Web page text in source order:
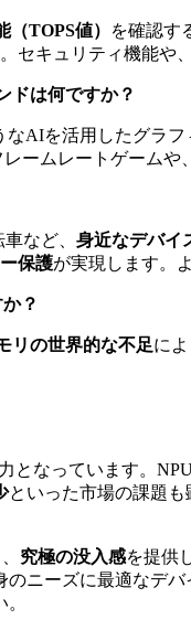
TOPS値） を確認す
セキュリティ機能や
ドは何ですか？
なAIを活用したグラフ
ームレートゲーム
など、 身近なデバイ
保護が実現します。
？
リの世界的な不足に
となっています。
といった市場の課題
究極の没入感を提供
ニーズに最適なデ